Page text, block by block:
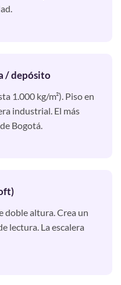
/ depósito
1.000 kg/m²). Piso en
industrial. El más
Bogotá.
doble altura. Crea un
lectura. La escalera